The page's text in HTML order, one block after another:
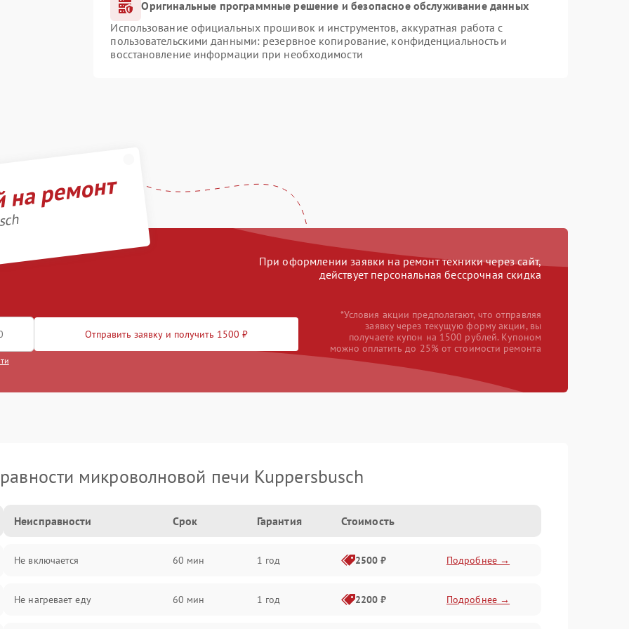
Оригинальные программные решение и безопасное обслуживание данных
Использование официальных прошивок и инструментов, аккуратная работа с
пользовательскими данными: резервное копирование, конфиденциальность и
восстановление информации при необходимости
ремонт
При оформлении заявки на ремонт техники через сайт,
действует персональная бессрочная скидка
Отправить заявку и получить 1500 ₽
*Условия акции предполагают, что отправляя
заявку через текущую форму акции, вы
получаете купон на 1500 рублей. Купоном
можно оплатить до 25% от стоимости ремонта
микроволновой печи Kuppersbusch
Неисправности Срок Гарантия Стоимость
Не включается 60 мин 1 год 2500 ₽ Подробнее →
Не нагревает еду 60 мин 1 год 2200 ₽ Подробнее →